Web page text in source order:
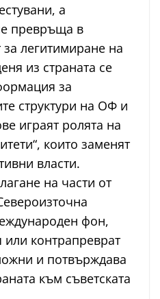
а
превръща в
легитимиране на
из страната се
за
структури на ОФ и
играят ролята на
които заменят
власти.
на части от
фон,
контрапреврат
и потвърждава
към съветската